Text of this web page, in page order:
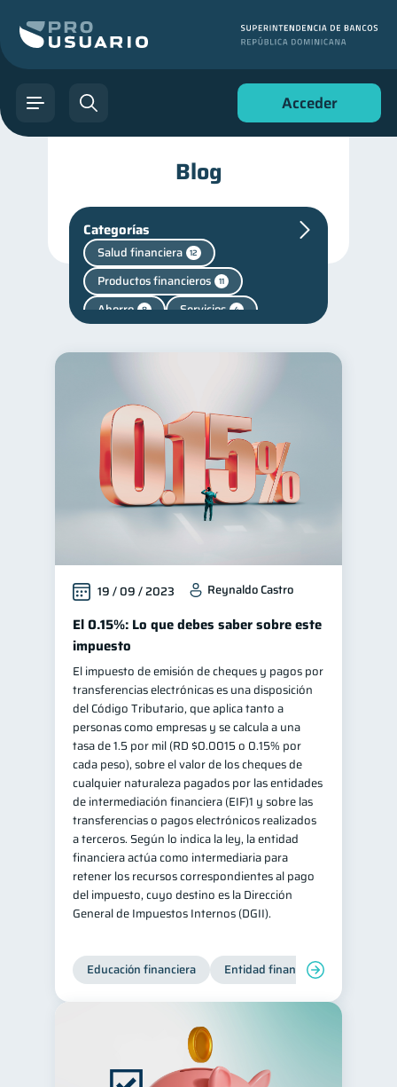
Acceder
Blog
Categorías
Salud financiera 12
Productos financieros 11
Ahorro 8 Servicios 4
Manejo de deudas 31
Educación financiera 31
Finanzas para jóvenes 30
Control de deudas 30
Inclusión financiera 22
Bienestar financiero 22
Finanzas para mujeres 20
Seguridad financiera
Organización Financiera 10
Deudas 10
Entidad financiera 8
Préstamos 8 Consejos 6
Tarjeta de crédito 6
Historial crediticio 6
Ciberseguridad
Derechos & Deberes 4
Superintendencia de Bancos
Criptomonedas
Finanzas Personales
Finanzas en Pareja 1
19 / 09 / 2023 Reynaldo Castro
El 0.15%: Lo que debes saber sobre este
impuesto
El impuesto de emisión de cheques y pagos por
transferencias electrónicas es una disposición
del Código Tributario, que aplica tanto a
personas como empresas y se calcula a una
tasa de 1.5 por mil (RD $0.0015 o 0.15% por
cada peso), sobre el valor de los cheques de
cualquier naturaleza pagados por las entidades
de intermediación financiera (EIF)1 y sobre las
transferencias o pagos electrónicos realizados
a terceros. Según lo indica la ley, la entidad
financiera actúa como intermediaria para
retener los recursos correspondientes al pago
del impuesto, cuyo destino es la Dirección
General de Impuestos Internos (DGII).
Educación financiera Entidad financiera